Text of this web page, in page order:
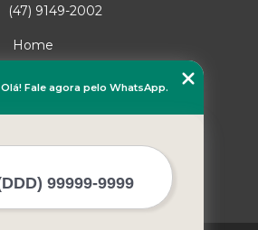
(47) 9149-2002
Home
Empresa
Missão
Mapa do site
Olá! Fale agora pelo WhatsApp.